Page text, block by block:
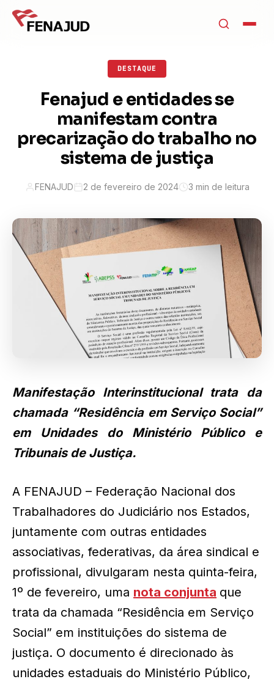
DESTAQUE
Fenajud e entidades se
manifestam contra
precarização do trabalho no
sistema de justiça
FENAJUD 2 de fevereiro de 2024 3 min de leitura
Manifestação Interinstitucional trata da
chamada “Residência em Serviço Social”
em Unidades do Ministério Público e
Tribunais de Justiça.
A FENAJUD – Federação Nacional dos
Trabalhadores do Judiciário nos Estados,
juntamente com outras entidades
associativas, federativas, da área sindical e
profissional, divulgaram nesta quinta-feira,
1º de fevereiro, uma nota conjunta que
trata da chamada “Residência em Serviço
Social” em instituições do sistema de
justiça. O documento é direcionado às
unidades estaduais do Ministério Público,